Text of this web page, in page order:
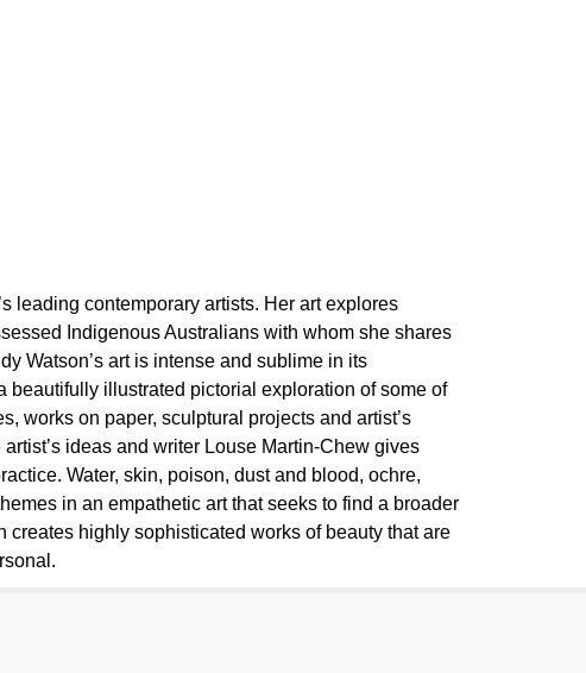
leading contemporary artists. Her art explores
Indigenous Australians with whom she shares
Watson’s art is intense and sublime in its
beautifully illustrated pictorial exploration of some of
works on paper, sculptural projects and artist’s
ideas and writer Louse Martin-Chew gives
Water, skin, poison, dust and blood, ochre,
in an empathetic art that seeks to find a broader
creates highly sophisticated works of beauty that are